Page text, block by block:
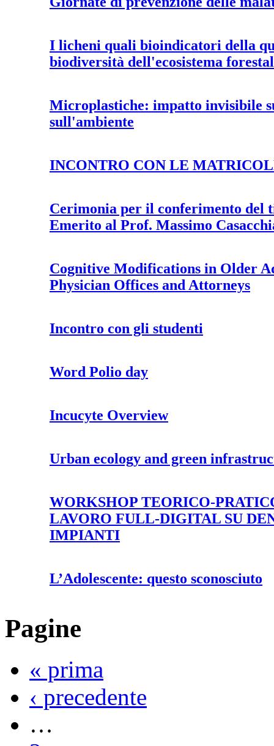
I licheni quali bioindicatori della
biodiversità dell'ecosistema
Microplastiche: impatto invisibile
sull'ambiente
INCONTRO CON LE
Cerimonia per il conferimento del
Emerito al Prof. Massimo
Cognitive Modifications in Older
Physician Offices and Attorneys
Incontro con gli studenti
Word Polio day
Incucyte Overview
Urban ecology and green
WORKSHOP TEORICO-
LAVORO FULL-DIGITAL SU
IMPIANTI
L’Adolescente: questo sconosciuto
Pagine
« prima
‹ precedente
…